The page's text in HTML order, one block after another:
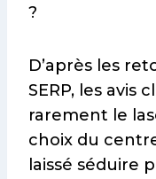
?
D’après les
SERP, les avis
rarement le
choix du
laissé séduire